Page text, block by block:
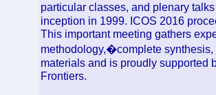
particular classes, and plenary
inception in 1999. ICOS 2016
This important meeting gathers
methodology,�complete
materials and is proudly supported
Frontiers.